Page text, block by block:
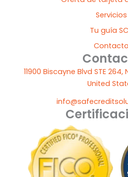
Servicios
Tu guía
Contacto
11900 Biscayne Blvd STE 264,
United